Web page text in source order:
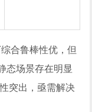
合鲁棒性优，但
态场景存在明显
突出，亟需解决